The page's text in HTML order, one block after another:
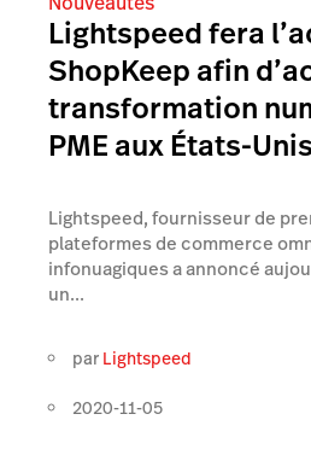
Lightspeed fera
ShopKeep afin
transformation
PME aux États-Unis
Lightspeed, fournisseur de
plateformes de commerce
infonuagiques a annoncé
un...
par Lightspeed
2020-11-05